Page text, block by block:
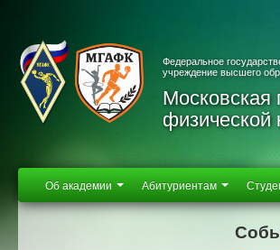
Федеральное
учреждение высшего
Московская
физической
Об академии Абитуриентам